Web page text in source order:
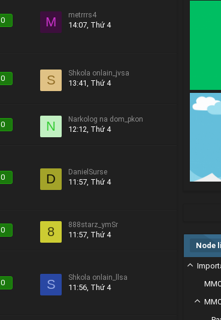
0 M metrrrs4
14:07, Thứ 4
0 S Shkola onlain_jvsa
13:41, Thứ 4
0 N Narkolog na dom_pkon
12:12, Thứ 4
0 D DanielSurse
11:57, Thứ 4
0 8 888starz_ymSr
11:57, Thứ 4
0 S Shkola onlain_llsa
11:56, Thứ 4
Node